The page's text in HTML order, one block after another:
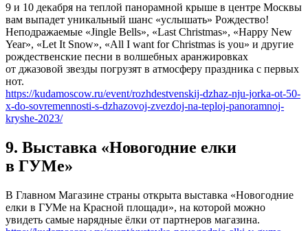
9 и 10 декабря на теплой панорамной крыше в центре Москвы
вам выпадет уникальный шанс «услышать» Рождество!
Неподражаемые «Jingle Bells», «Last Christmas», «Happy New
Year», «Let It Snow», «All I want for Christmas is you» и другие
рождественские песни в волшебных аранжировках
от джазовой звезды погрузят в атмосферу праздника с первых
нот.
https://kudamoscow.ru/event/rozhdestvenskij-dzhaz-nju-jorka-ot-50-
x-do-sovremennosti-s-dzhazovoj-zvezdoj-na-teploj-panoramnoj-
kryshe-2023/
9. Выставка «Новогодние елки
в ГУМе»
В Главном Магазине страны открыта выставка «Новогодние
елки в ГУМе на Красной площади», на которой можно
увидеть самые нарядные ёлки от партнеров магазина.